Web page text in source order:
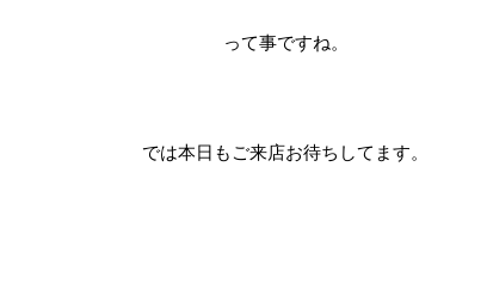
って事ですね。
では本日もご来店お待ちしてます。